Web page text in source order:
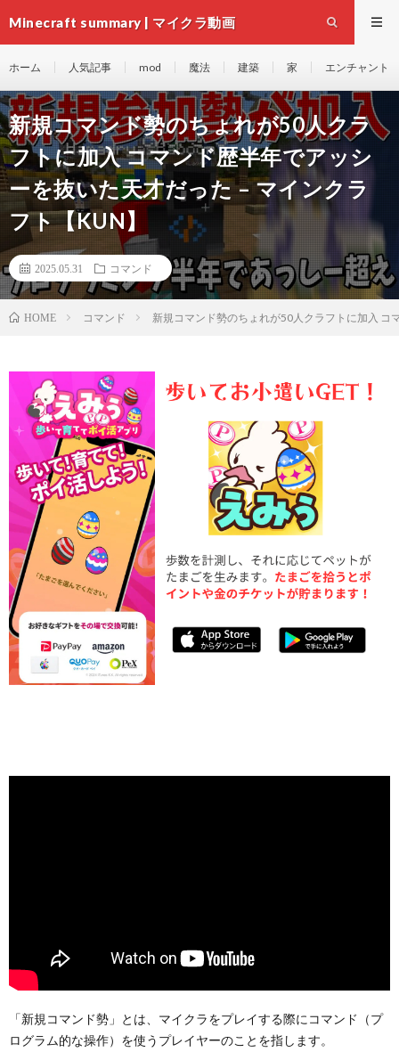
Minecraft summary | マイクラ動画
ホーム 人気記事 mod 魔法 建築 家 エンチャント
新規コマンド勢のちょれが50人クラ
フトに加入 コマンド歴半年でアッシ
ーを抜いた天才だった – マインクラ
フト【KUN】
2025.05.31 コマンド
HOME コマンド 新規コマンド勢のちょれが50人クラフトに加入 コ
「新規コマンド勢」とは、マイクラをプレイする際にコマンド（プ
ログラム的な操作）を使うプレイヤーのことを指します。